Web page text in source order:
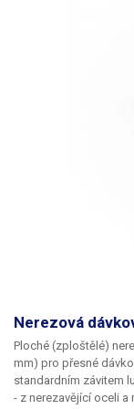
Nerezová
Ploché (zploštělé)
mm) pro přesné
standardním závitem
- z nerezavějící oceli a